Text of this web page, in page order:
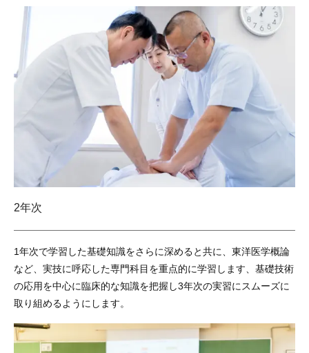
2年次
1年次で学習した基礎知識をさらに深めると共に、東洋医学概論
など、実技に呼応した専門科目を重点的に学習します、基礎技術
の応用を中心に臨床的な知識を把握し3年次の実習にスムーズに
取り組めるようにします。